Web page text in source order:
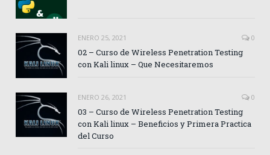
ENERO 25, 2021 0
02 – Curso de Wireless Penetration Testing
con Kali linux – Que Necesitaremos
ENERO 26, 2021 0
03 – Curso de Wireless Penetration Testing
con Kali linux – Beneficios y Primera Practica
del Curso